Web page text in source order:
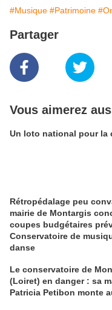
#Musique #Patrimoine
Partager
Vous aimerez
Un loto national pour la
Rétropédalage peu
mairie de Montargis
coupes budgétaires
Conservatoire de
danse
Le conservatoire de
(Loiret) en danger : sa
Patricia Petibon monte